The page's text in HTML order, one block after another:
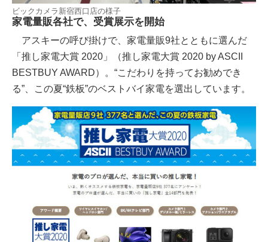
ビックカメラ新宿西口店の様子
家電量販各社で、受賞展示を開始
アスキーの呼び掛けで、家電量販9社とともに選んだ
「推し家電大賞 2020」（推し家電大賞 2020 by ASCII
BESTBUY AWARD）。“こだわりを持ってお勧めでき
る”、この夏“鉄板”のベストバイ家電を選出しています。